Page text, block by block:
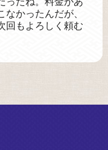
かったんだが、
回もよろしく頼む